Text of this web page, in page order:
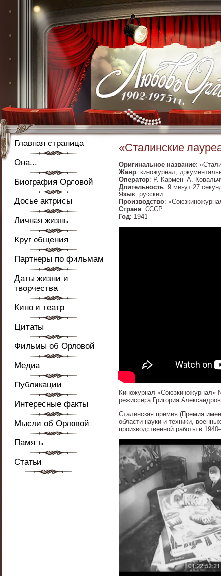
Главная страница
Она...
Биография Орловой
Досье актрисы
Личная жизнь
Круг общения
Партнеры по фильмам
Даты жизни и
творчества
Кино и театр
Цитаты
Фильмы об Орловой
Медиа
Публикации
Интересные факты
Мысли об Орловой
Память
Статьи
«Сталинские
Оригинальное название:
Жанр: киножурнал,
Оператор: Р. Кармен, А.
Длительность: 9 минут 27
Язык: русский
Производство:
Страна: СССР
Год: 1941
Киножурнал «Союзкиножурнал»
режиссера Григория
Сталинская премия (Премия
области науки и техники,
производственной работы в